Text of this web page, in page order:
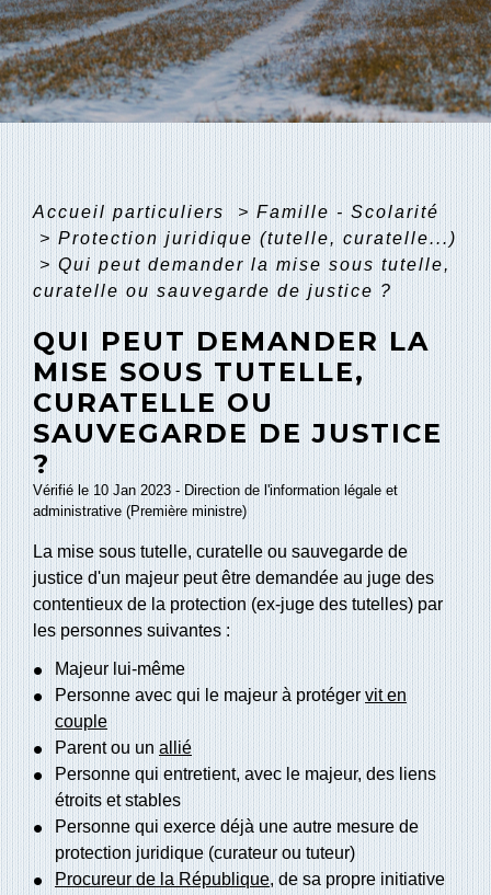
Accueil particuliers > Famille - Scolarité
> Protection juridique (tutelle, curatelle...)
> Qui peut demander la mise sous tutelle,
curatelle ou sauvegarde de justice ?
QUI PEUT DEMANDER LA
MISE SOUS TUTELLE,
CURATELLE OU
SAUVEGARDE DE JUSTICE
?
Vérifié le 10 Jan 2023 - Direction de l'information légale et
administrative (Première ministre)
La mise sous tutelle, curatelle ou sauvegarde de
justice d'un majeur peut être demandée au juge des
contentieux de la protection (ex-juge des tutelles) par
les personnes suivantes :
Majeur lui-même
Personne avec qui le majeur à protéger vit en
couple
Parent ou un allié
Personne qui entretient, avec le majeur, des liens
étroits et stables
Personne qui exerce déjà une autre mesure de
protection juridique (curateur ou tuteur)
Procureur de la République, de sa propre initiative